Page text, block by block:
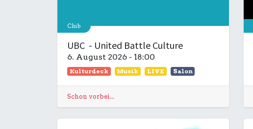
Club
UBC - United Battle Culture
6. August 2026 - 18:00
Kulturdeck Musik LIVE Salon
Schon vorbei...